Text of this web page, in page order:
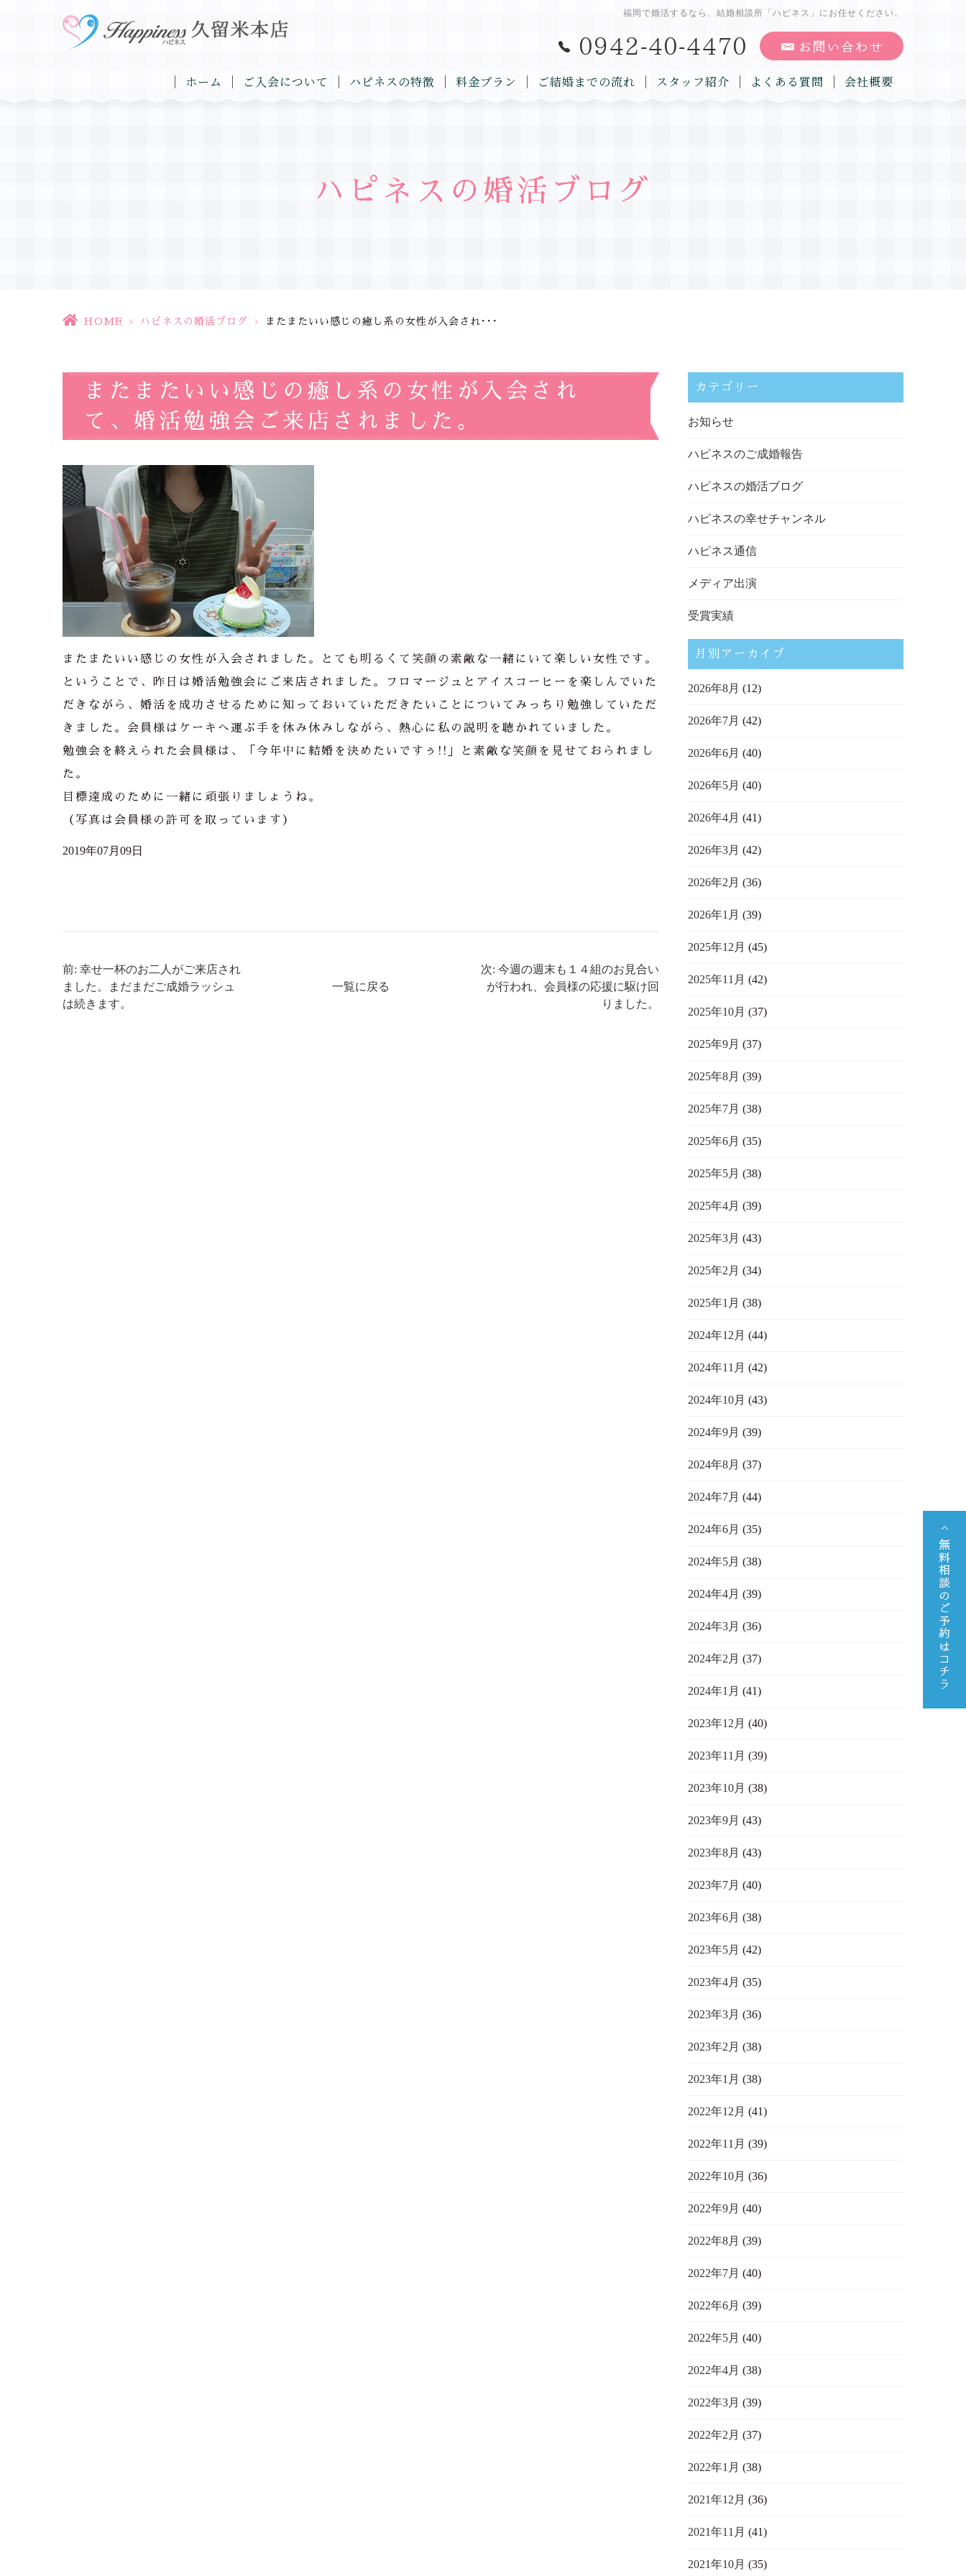
福岡で婚活するなら、結婚相談所「ハピネス」にお任せください。
ホーム ご入会について ハピネスの特徴 料金プラン ご結婚までの流れ スタッフ紹介 よくある質問 会社概要
ハピネスの婚活ブログ
HOME > ハピネスの婚活ブログ > またまたいい感じの癒し系の女性が入会され･･･
またまたいい感じの癒し系の女性が入会され
て、婚活勉強会ご来店されました。
またまたいい感じの女性が入会されました。とても明るくて笑顔の素敵な一緒にいて楽しい女性です。
ということで、昨日は婚活勉強会にご来店されました。フロマージュとアイスコーヒーを楽しんでいた
だきながら、婚活を成功させるために知っておいていただきたいことについてみっちり勉強していただ
きました。会員様はケーキへ運ぶ手を休み休みしながら、熱心に私の説明を聴かれていました。
勉強会を終えられた会員様は、「今年中に結婚を決めたいですぅ!!」と素敵な笑顔を見せておられまし
た。
目標達成のために一緒に頑張りましょうね。
（写真は会員様の許可を取っています）
2019年07月09日
前: 幸せ一杯のお二人がご来店され
ました。まだまだご成婚ラッシュ
は続きます。
一覧に戻る
次: 今週の週末も１４組のお見合い
が行われ、会員様の応援に駆け回
りました。
カテゴリー
お知らせ
ハピネスのご成婚報告
ハピネスの婚活ブログ
ハピネスの幸せチャンネル
ハピネス通信
メディア出演
受賞実績
月別アーカイブ
2026年8月 (12)
2026年7月 (42)
2026年6月 (40)
2026年5月 (40)
2026年4月 (41)
2026年3月 (42)
2026年2月 (36)
2026年1月 (39)
2025年12月 (45)
2025年11月 (42)
2025年10月 (37)
2025年9月 (37)
2025年8月 (39)
2025年7月 (38)
2025年6月 (35)
2025年5月 (38)
2025年4月 (39)
2025年3月 (43)
2025年2月 (34)
2025年1月 (38)
2024年12月 (44)
2024年11月 (42)
2024年10月 (43)
2024年9月 (39)
2024年8月 (37)
2024年7月 (44)
2024年6月 (35)
2024年5月 (38)
2024年4月 (39)
2024年3月 (36)
2024年2月 (37)
2024年1月 (41)
2023年12月 (40)
2023年11月 (39)
2023年10月 (38)
2023年9月 (43)
2023年8月 (43)
2023年7月 (40)
2023年6月 (38)
2023年5月 (42)
2023年4月 (35)
2023年3月 (36)
2023年2月 (38)
2023年1月 (38)
2022年12月 (41)
2022年11月 (39)
2022年10月 (36)
2022年9月 (40)
2022年8月 (39)
2022年7月 (40)
2022年6月 (39)
2022年5月 (40)
2022年4月 (38)
2022年3月 (39)
2022年2月 (37)
2022年1月 (38)
2021年12月 (36)
2021年11月 (41)
2021年10月 (35)